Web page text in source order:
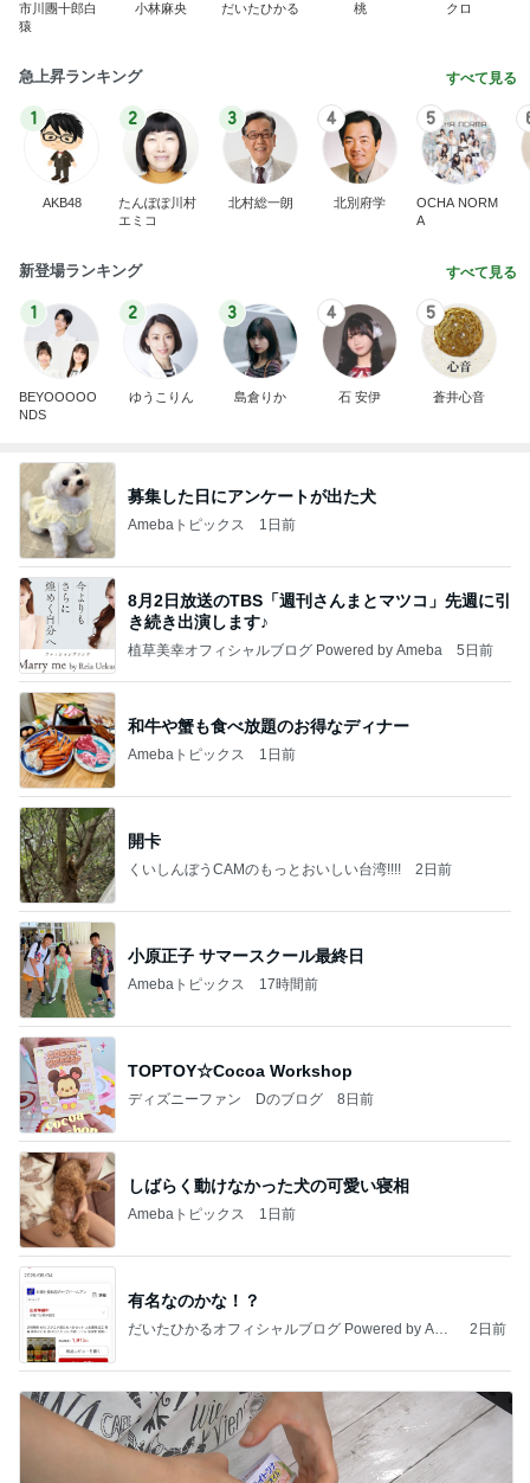
市川團十郎白
猿
小林麻央 だいたひかる 桃 クロ
急上昇ランキング すべて見る
1
AKB48
2
たんぽぽ川村
エミコ
3
北村総一朗
4
北別府学
5
OCHA NORM
A
新登場ランキング すべて見る
1
BEYOOOOO
NDS
2
ゆうこりん
3
島倉りか
4
石 安伊
5
蒼井心音
募集した日にアンケートが出た犬
Amebaトピックス 1日前
8月2日放送のTBS「週刊さんまとマツコ」先週に引
き続き出演します♪
植草美幸オフィシャルブログ Powered by Ameba 5日前
和牛や蟹も食べ放題のお得なディナー
Amebaトピックス 1日前
開卡
くいしんぼうCAMのもっとおいしい台湾!!!! 2日前
小原正子 サマースクール最終日
Amebaトピックス 17時間前
TOPTOY☆Cocoa Workshop
ディズニーファン Dのブログ 8日前
しばらく動けなかった犬の可愛い寝相
Amebaトピックス 1日前
有名なのかな！？
だいたひかるオフィシャルブログ Powered by Ame
2日前